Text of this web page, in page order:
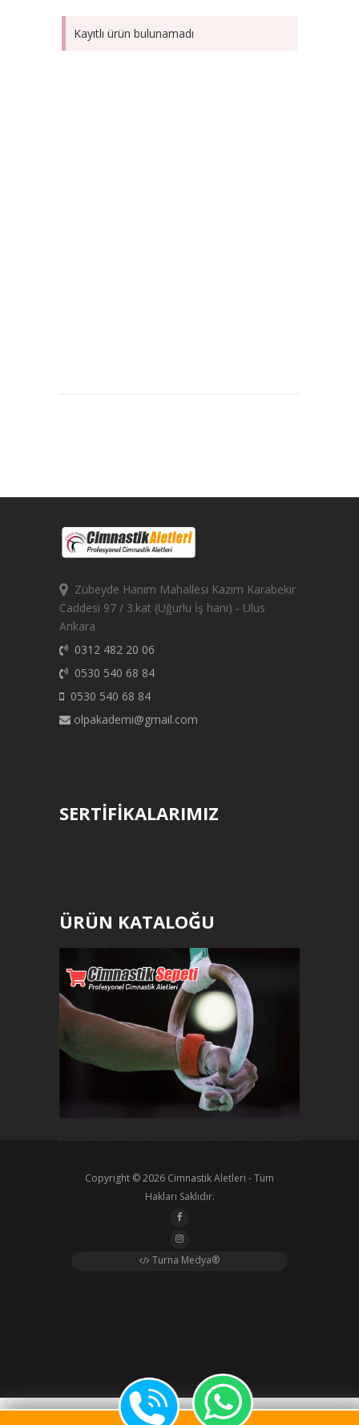
Kayıtlı ürün bulunamadı
Zübeyde Hanım Mahallesi Kazım Karabekir
Caddesi 97 / 3.kat (Uğurlu İş hanı) - Ulus
Ankara
0312 482 20 06
0530 540 68 84
0530 540 68 84
olpakademi@gmail.com
SERTİFİKALARIMIZ
ÜRÜN KATALOĞU
Copyright © 2026 Cimnastik Aletleri - Tüm
Hakları Saklıdır.
Turna Medya®